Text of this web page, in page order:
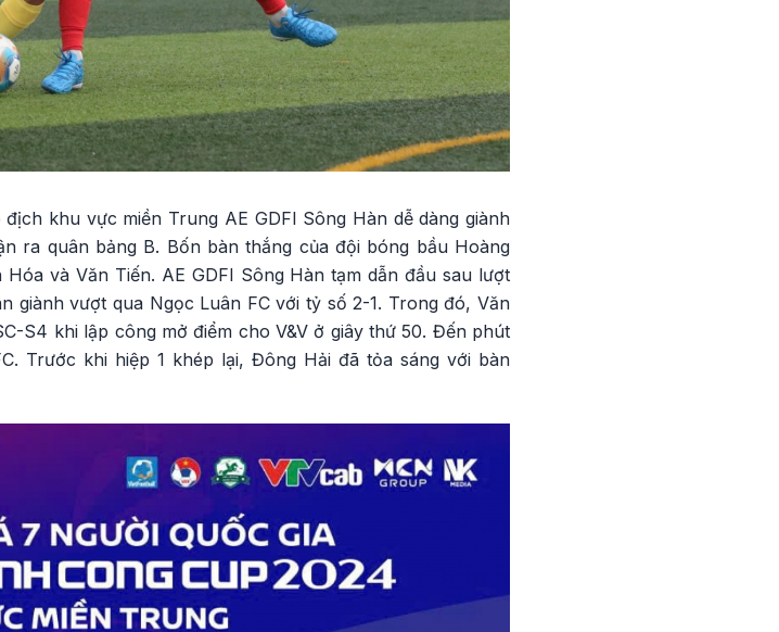
khu vực miền Trung AE GDFI Sông Hàn dễ dàng giành
ra quân bảng B. Bốn bàn thắng của đội bóng bầu Hoàng
và Văn Tiến. AE GDFI Sông Hàn tạm dẫn đầu sau lượt
giành vượt qua Ngọc Luân FC với tỷ số 2-1. Trong đó, Văn
S4 khi lập công mở điểm cho V&V ở giây thứ 50. Đến phút
Trước khi hiệp 1 khép lại, Đông Hải đã tỏa sáng với bàn